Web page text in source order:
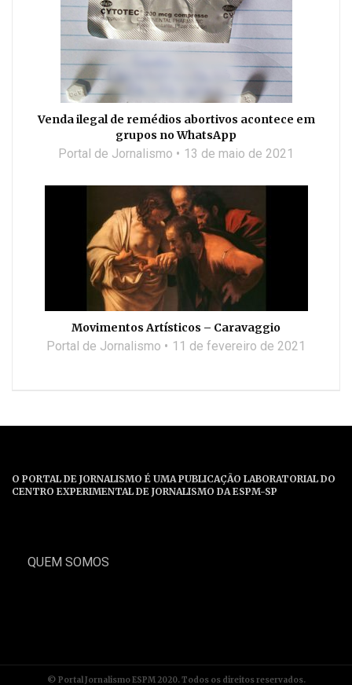
Venda ilegal de remédios abortivos acontece em
grupos no WhatsApp
Portal de Jornalismo 13 de maio de 2021
Movimentos Artísticos – Caravaggio
Portal de Jornalismo 11 de fevereiro de 2021
O PORTAL DE JORNALISMO É UMA PUBLICAÇÃO LABORATORIAL DO
CENTRO EXPERIMENTAL DE JORNALISMO DA ESPM-SP
QUEM SOMOS
© Portal Jornalismo ESPM 2020. Todos os direitos reservados.